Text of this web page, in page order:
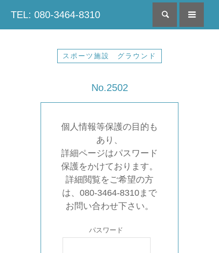
TEL: 080-3464-8310 検索
スポーツ施設 グラウンド
No.2502
個人情報等保護の目的も
あり、
詳細ページはパスワード
保護をかけております。
詳細閲覧をご希望の方
は、080-3464-8310まで
お問い合わせ下さい。
パスワード